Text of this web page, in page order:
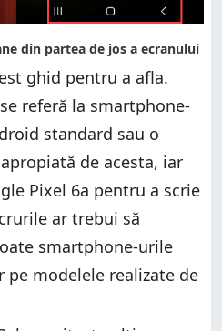
ghid pentru a afla.
referă la smartphone-
standard sau o
de acesta, iar
Pixel 6a pentru a scrie
ar trebui să
smartphone-urile
pe modelele realizate de